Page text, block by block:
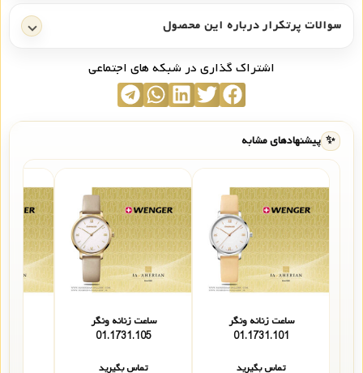
سوالات پرتکرار درباره این محصول
اشتراک گذاری در شبکه های اجتماعی
✨ پیشنهادهای مشابه
ساعت زنانه ونگر
01.1731.101
تماس بگیرید
ساعت زنانه ونگر
01.1731.105
تماس بگیرید